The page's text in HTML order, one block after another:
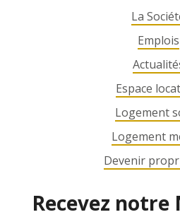
La
Emplois
Espace
Logement
Logement
Devenir
Recevez